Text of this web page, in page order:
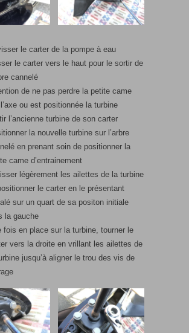
le carter de la pompe à eau
le carter vers le haut pour le sortir de
cannelé
de ne pas perdre la petite came
ou est positionnée la turbine
l’ancienne turbine de son carter
la nouvelle turbine sur l’arbre
en prenant soin de positionner la
came d’entrainement
légèrement les ailettes de la turbine
le carter en le présentant
sur un quart de sa positon initiale
la gauche
fois en place sur la turbine, tourner le
vers la droite en vrillant les ailettes de
jusqu’à aligner le trou des vis de